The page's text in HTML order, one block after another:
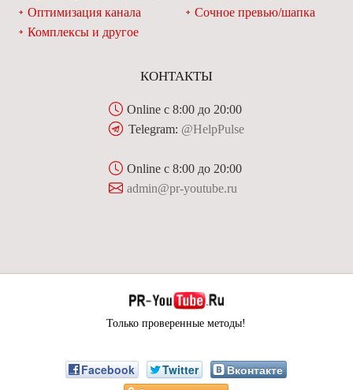
Оптимизация канала
Комплексы и другое
Сочное превью/шапка
КОНТАКТЫ
Online с 8:00 до 20:00
Telegram: @HelpPulse
Online с 8:00 до 20:00
admin@pr-youtube.ru
Только проверенные методы!
Facebook Twitter
Вконтакте